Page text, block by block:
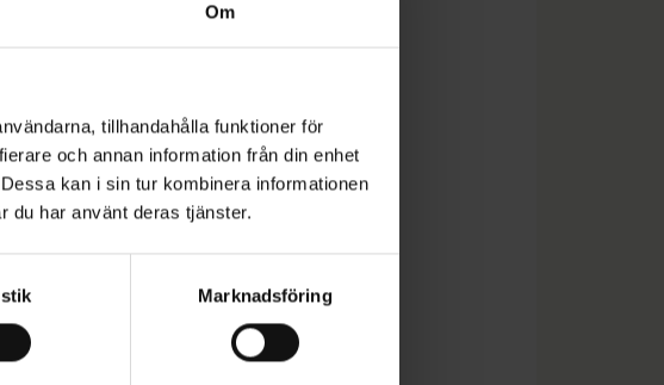
Om
tillhandahålla funktioner för
och annan information från din enhet
kan i sin tur kombinera informationen
du har använt deras tjänster.
Marknadsföring
för arbetstagarna när det
att satsa på avtalspolitik och